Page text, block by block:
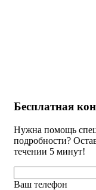
Бесплатная
Нужна помощь
подробности?
течении 5 минут!
Ваш телефон